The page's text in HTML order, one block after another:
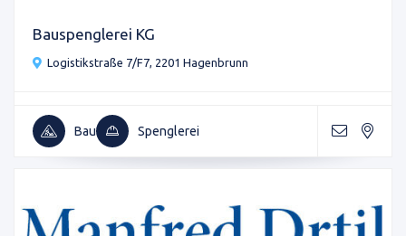
Bauspenglerei KG
Logistikstraße 7/F7, 2201 Hagenbrunn
Bau Spenglerei